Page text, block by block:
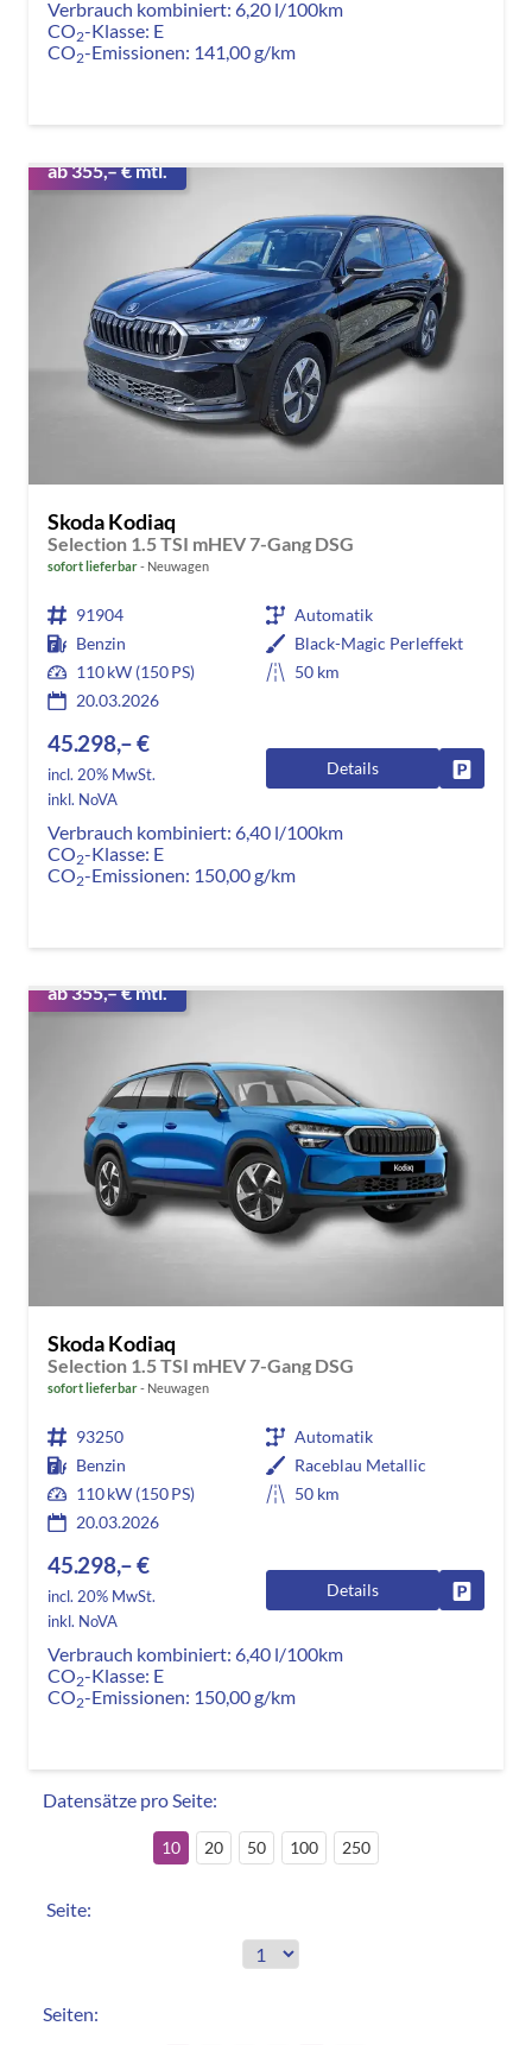
Verbrauch kombiniert: 6,20 l/100km
CO2-Klasse: E
CO2-Emissionen: 141,00 g/km
ab 355,– € mtl.
Skoda Kodiaq
Selection 1.5 TSI mHEV 7-Gang DSG
sofort lieferbar Neuwagen
91904
Automatik
Benzin
Black-Magic Perleffekt
110 kW (150 PS)
50 km
20.03.2026
45.298,– €
incl. 20% MwSt.
inkl. NoVA
Details
Verbrauch kombiniert: 6,40 l/100km
CO2-Klasse: E
CO2-Emissionen: 150,00 g/km
ab 355,– € mtl.
Skoda Kodiaq
Selection 1.5 TSI mHEV 7-Gang DSG
sofort lieferbar Neuwagen
93250
Automatik
Benzin
Raceblau Metallic
110 kW (150 PS)
50 km
20.03.2026
45.298,– €
incl. 20% MwSt.
inkl. NoVA
Details
Verbrauch kombiniert: 6,40 l/100km
CO2-Klasse: E
CO2-Emissionen: 150,00 g/km
Datensätze pro Seite:
10 20 50 100 250
Seite:
Seiten: